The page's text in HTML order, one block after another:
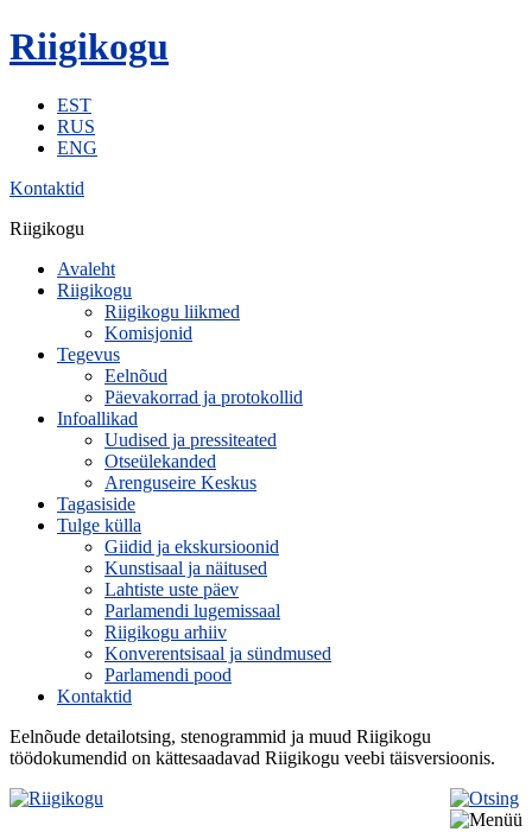
Riigikogu
EST
RUS
ENG
Kontaktid
Riigikogu
Avaleht
Riigikogu
Riigikogu liikmed
Komisjonid
Tegevus
Eelnõud
Päevakorrad ja protokollid
Infoallikad
Uudised ja pressiteated
Otseülekanded
Arenguseire Keskus
Tagasiside
Tulge külla
Giidid ja ekskursioonid
Kunstisaal ja näitused
Lahtiste uste päev
Parlamendi lugemissaal
Riigikogu arhiiv
Konverentsisaal ja sündmused
Parlamendi pood
Kontaktid
Eelnõude detailotsing, stenogrammid ja muud Riigikogu
töödokumendid on kättesaadavad Riigikogu veebi täisversioonis.